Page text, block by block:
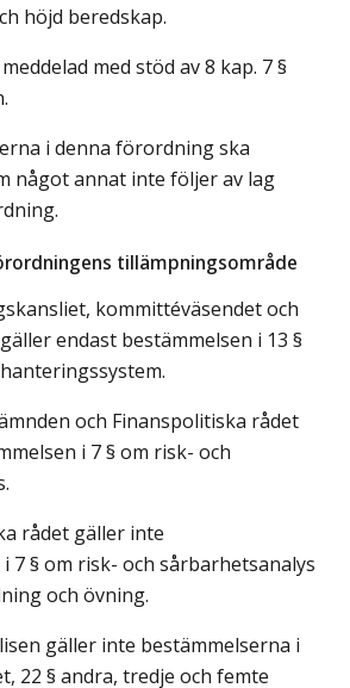
höjd beredskap.
med stöd av 8 kap. 7 §
i denna förordning ska
något annat inte följer av lag
tillämpningsområde
kommittéväsendet och
endast bestämmelsen i 13 §
och Finanspolitiska rådet
i 7 § om risk- och
rådet gäller inte
7 § om risk- och sårbarhetsanalys
och övning.
gäller inte bestämmelserna i
22 § andra, tredje och femte